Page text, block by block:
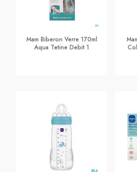
Mam Biberon Verre 170ml
Aqua Tetine Debit 1